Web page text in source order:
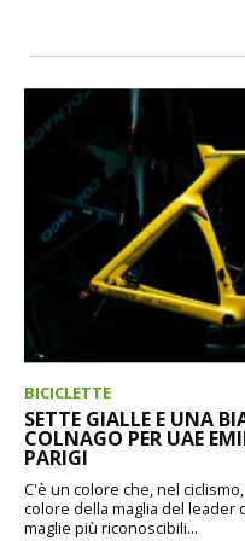
BICICLETTE
SETTE GIALLE E UNA
COLNAGO PER UAE
PARIGI
C'è un colore che, nel
colore della maglia del leader
maglie più riconoscibili...